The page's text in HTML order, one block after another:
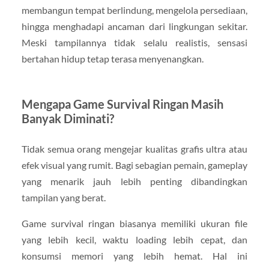
membangun tempat berlindung, mengelola persediaan,
hingga menghadapi ancaman dari lingkungan sekitar.
Meski tampilannya tidak selalu realistis, sensasi
bertahan hidup tetap terasa menyenangkan.
Mengapa Game Survival Ringan Masih
Banyak Diminati?
Tidak semua orang mengejar kualitas grafis ultra atau
efek visual yang rumit. Bagi sebagian pemain, gameplay
yang menarik jauh lebih penting dibandingkan
tampilan yang berat.
Game survival ringan biasanya memiliki ukuran file
yang lebih kecil, waktu loading lebih cepat, dan
konsumsi memori yang lebih hemat. Hal ini